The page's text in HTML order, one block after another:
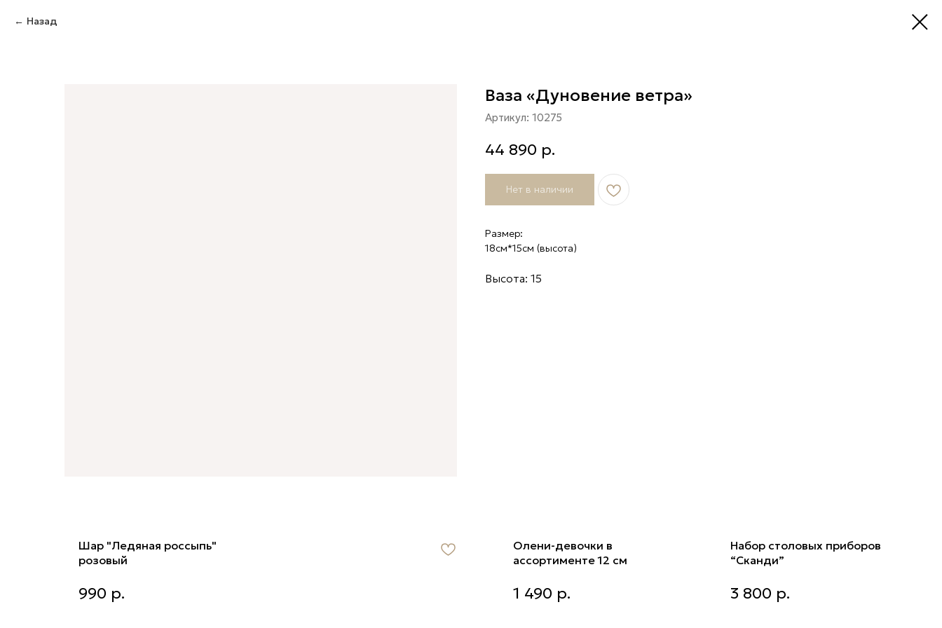
Назад
Ваза «Дуновение ветра»
Артикул: 10275
44 890 р.
Нет в наличии
Размер:
18см*15см (высота)
Высота: 15
Шар "Ледяная россыпь"
розовый
990 р.
Олени-девочки в
ассортименте 12 см
12 см
1 490 р.
Набор столовых приборов
“Сканди”
“Сканди”
3 800 р.